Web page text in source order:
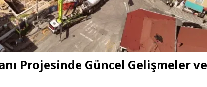
Projesinde Güncel Gelişmeler ve